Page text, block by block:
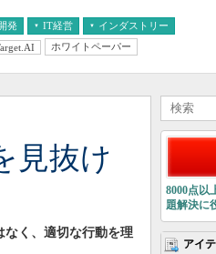
発 IT経営 インダストリー
ホワイトペーパー
見抜け
なく、適切な行動を理
8000点以
題解決に
アイ